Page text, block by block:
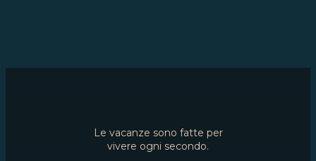
Le vacanze sono fatte per
vivere ogni secondo.